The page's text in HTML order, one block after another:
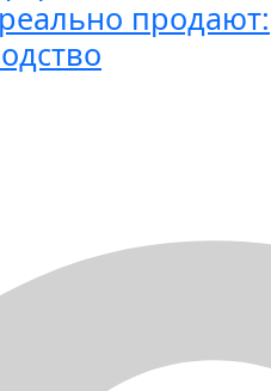
продают: